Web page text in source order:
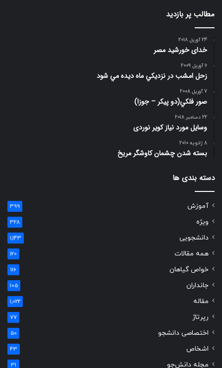
مطالب پر بازدید
24 آوریل 2018
خدای خورشید مصر
6 آوریل 2009
زحل امشب در نزديكي ماه ديده مي شود
7 آوریل 2008
صور فلكي(دو پیکر – جوزا)
22 دسامبر 2018
وسایل مورد نیاز کویر نوردی
8 ژانویه 2010
بسته شدن چشمان کاوشگر مريخ
دسته بندی ها
آموزش 399
ویژه 328
دانشجویی 1,143
همه مقالات 120
خواص گیاهان 116
جانداران 105
مقاله 1,022
رپرتاژ 77
اختصاصی دانشجو 50
اشخاص 43
مجله دانش‌جو 31